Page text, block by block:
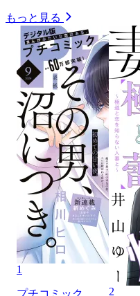
もっと見る
1
2